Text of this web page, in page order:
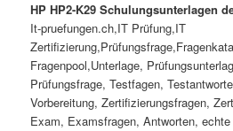
HP HP2-K29 Schulungsunterlagen
It-pruefungen.ch,IT Prüfung,IT
Fragenpool,Unterlage,
Prüfungsfrage, Testfagen,
Vorbereitung, Zertifizierungsfragen,
Exam, Examsfragen, Antworten, echte